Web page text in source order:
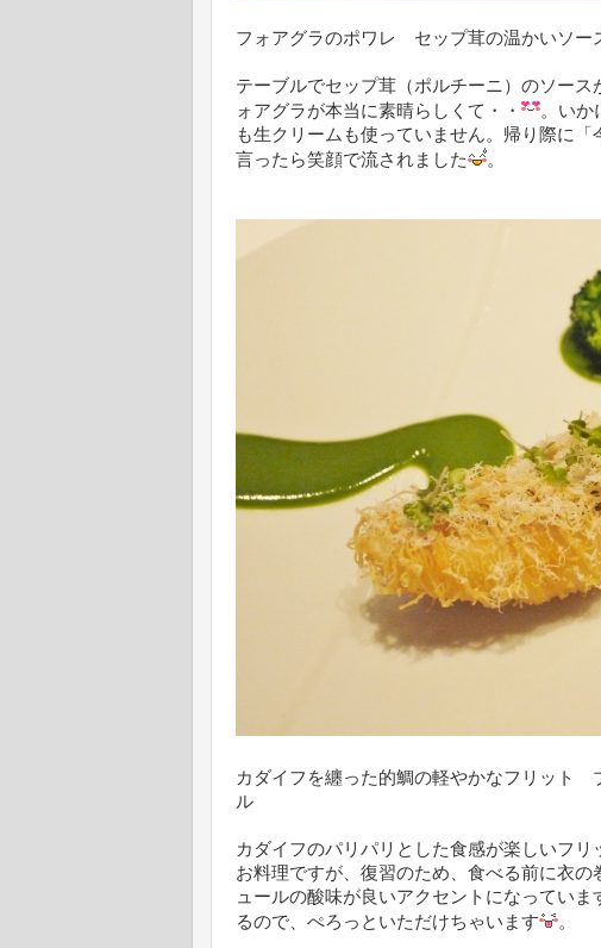
フォアグラのポワレ セップ茸の温かいソー
テーブルでセップ茸（ポルチーニ）のソー
ォアグラが本当に素晴らしくて・・
。いか
も生クリームも使っていません。帰り際に
言ったら笑顔で流されました
。
カダイフを纏った的鯛の軽やかなフリット
ル
カダイフのパリパリとした食感が楽しいフ
お料理ですが、復習のため、食べる前に衣
ュールの酸味が良いアクセントになってい
るので、ぺろっといただけちゃいます
。